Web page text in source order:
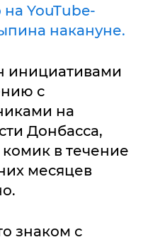
YouTube-
накануне.
инициативами
с
на
Донбасса,
в течение
месяцев
знаком с